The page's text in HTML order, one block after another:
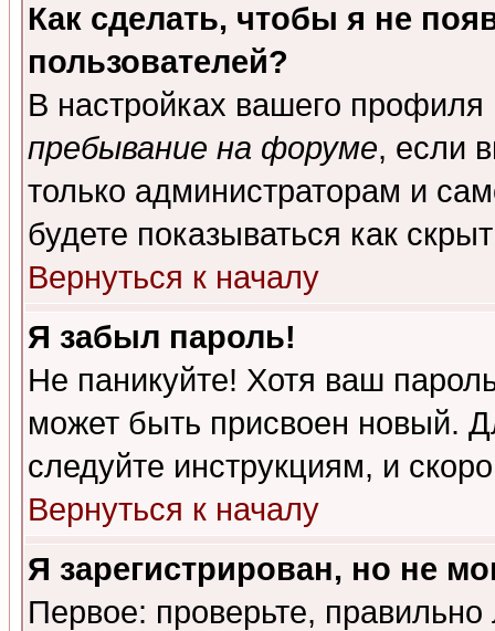
Как сделать, чтобы я не
пользователей?
В настройках вашего
пребывание на форуме, если
только администраторам и
будете показываться как
Вернуться к началу
Я забыл пароль!
Не паникуйте! Хотя ваш
может быть присвоен новый.
следуйте инструкциям, и
Вернуться к началу
Я зарегистрирован, но не
Первое: проверьте,